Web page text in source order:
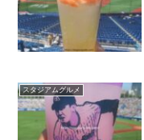
スタジアムグルメ